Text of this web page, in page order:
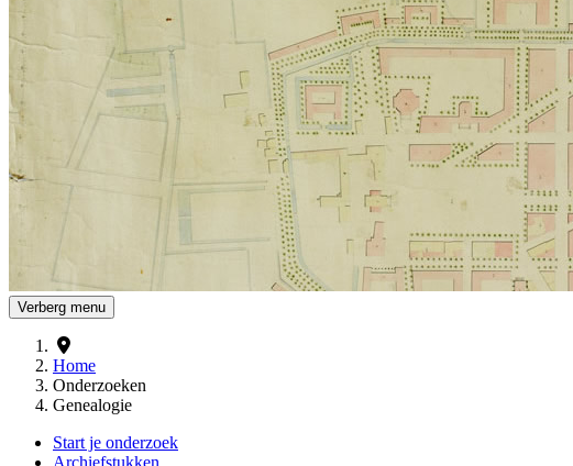
Verberg menu
Home
Onderzoeken
Genealogie
Start je onderzoek
Archiefstukken